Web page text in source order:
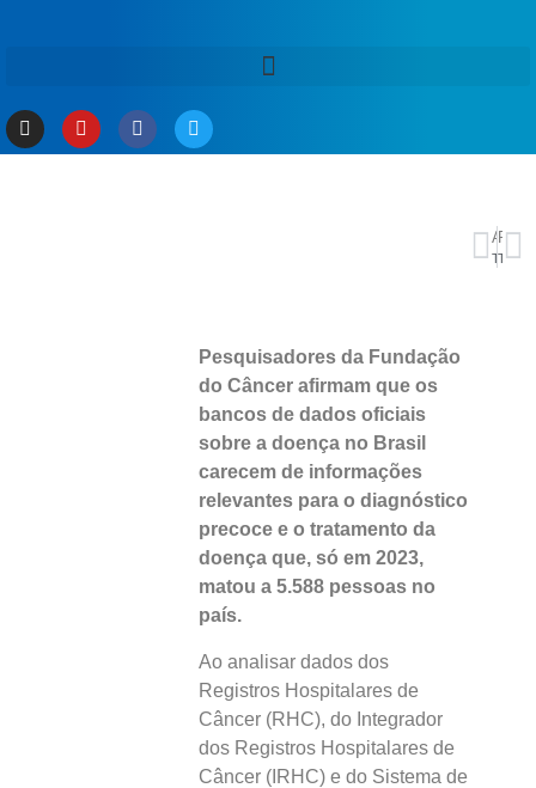
Pesquisadores da Fundação
do Câncer afirmam que os
bancos de dados oficiais
sobre a doença no Brasil
carecem de informações
relevantes para o diagnóstico
precoce e o tratamento da
doença que, só em 2023,
matou a 5.588 pessoas no
país.
Ao analisar dados dos
Registros Hospitalares de
Câncer (RHC), do Integrador
dos Registros Hospitalares de
Câncer (IRHC) e do Sistema de
ANTERIOR
TSE retoma julgamento que pode cassar governador de Roraima
PRÓXIMO
Trump apaga publicação em que aparece como Jesus após indignação pública